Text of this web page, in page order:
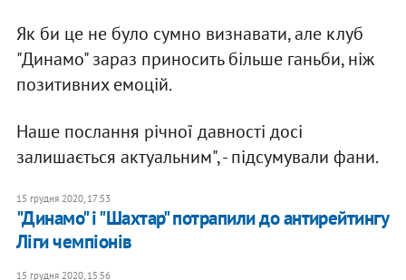
Як би це не було сумно визнавати, але клуб
"Динамо" зараз приносить більше ганьби, ніж
позитивних емоцій.
Наше послання річної давності досі
залишається актуальним", - підсумували фани.
15 грудня 2020, 17:53
"Динамо" і "Шахтар" потрапили до антирейтингу
Ліги чемпіонів
15 грудня 2020, 15:56